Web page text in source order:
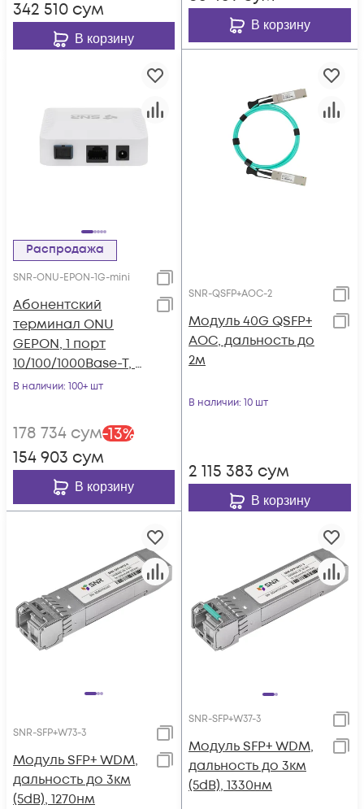
342 510 сум
В корзину
В корзину
Распродажа
SNR-ONU-EPON-1G-mini
Абонентский
терминал ONU
GEPON, 1 порт
10/100/1000Base-T, в
мини корпусе,
В наличии: 100+ шт
178 734 сум-13%
154 903 сум
В корзину
SNR-QSFP+AOC-2
Модуль 40G QSFP+
AOC, дальность до
2м
В наличии: 10 шт
2 115 383 сум
В корзину
SNR-SFP+W73-3
Модуль SFP+ WDM,
дальность до 3км
(5dB), 1270нм
SNR-SFP+W37-3
Модуль SFP+ WDM,
дальность до 3км
(5dB), 1330нм